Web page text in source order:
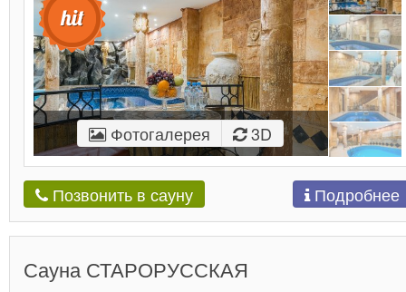
Фотогалерея 3D
Позвонить в сауну Подробнее
Сауна СТАРОРУССКАЯ